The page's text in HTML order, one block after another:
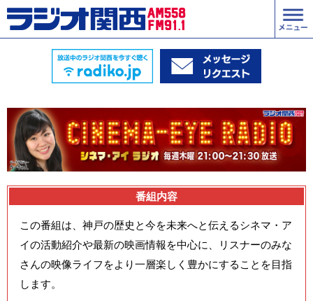
番組内容
この番組は、神戸の歴史と今を未来へと伝えるシネマ・ア
イの活動紹介や最新の映画情報を中心に、リスナーのみな
さんの映像ライフをより一層楽しく豊かにすることを目指
します。